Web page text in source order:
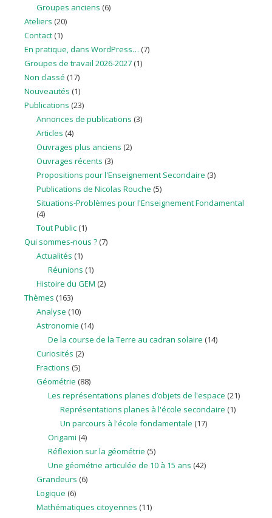
Groupes anciens (6)
Ateliers (20)
Contact (1)
En pratique, dans WordPress… (7)
Groupes de travail 2026-2027 (1)
Non classé (17)
Nouveautés (1)
Publications (23)
Annonces de publications (3)
Articles (4)
Ouvrages plus anciens (2)
Ouvrages récents (3)
Propositions pour l'Enseignement Secondaire (3)
Publications de Nicolas Rouche (5)
Situations-Problèmes pour l'Enseignement Fondamental
(4)
Tout Public(1)
Qui sommes-nous ? (7)
Actualités (1)
Réunions (1)
Histoire du GEM (2)
Thèmes (163)
Analyse (10)
Astronomie (14)
De la course de la Terre au cadran solaire (14)
Curiosités (2)
Fractions (5)
Géométrie (88)
Les représentations planes d’objets de l'espace (21)
Représentations planes à l'école secondaire (1)
Un parcours à l'école fondamentale (17)
Origami (4)
Réflexion sur la géométrie (5)
Une géométrie articulée de 10 à 15 ans (42)
Grandeurs (6)
Logique (6)
Mathématiques citoyennes (11)